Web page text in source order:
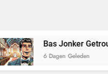
Jonker Getrouwd – Alles
Geleden